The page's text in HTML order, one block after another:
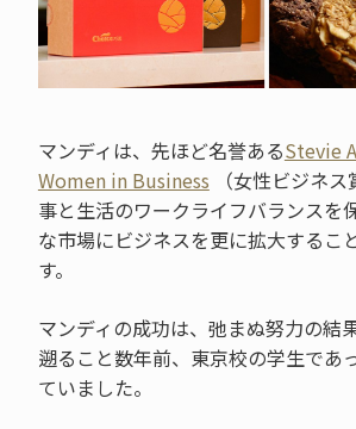
マンディは、先ほど名誉あるStevie
Women in Business （女性ビジネ
事と生活のワークライフバランスを
な市場にビジネスを更に拡大するこ
す。
マンディの成功は、弛まぬ努力の結
遡ること数年前、東京校の学生であ
ていました。